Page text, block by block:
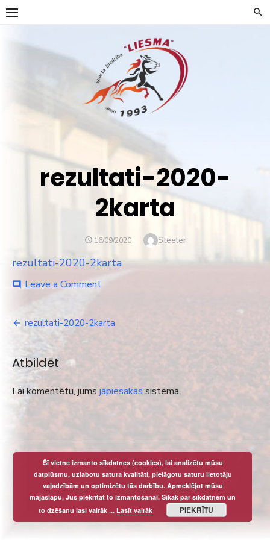
Skip
content
rezultati-2020-
2karta
POSTED
16/09/2020 Author
Steeler
rezultati-2020-2karta
comment Leave a Commenton
2karta
Ziņu
izvēlne
rezultati-2020-2karta
Atbildēt
Lai komentētu, jumsjāpiesakās sistēmā.
© 2026 Liesma
Šī vietne izmanto sīkdatnes (cookies), lai analizētu mūsu
datplūsmu, uzlabotu satura kvalitāti, pielāgotu saturu lietotāju
vajadzībām un optimizētu tās darbību. Apmeklējot mūsu
mājaslapu, Jūs piekrītat to izmantošanai. Sīkāk par sīkdatnēm un
to dzēšanu lasi vairāk ...Lasīt vairāk PIEKRĪTU